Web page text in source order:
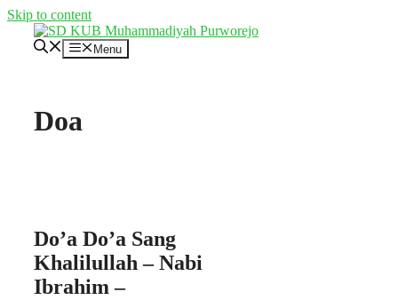
Skip to content
Menu
Doa
Do’a Do’a Sang
Khalilullah – Nabi
Ibrahim –